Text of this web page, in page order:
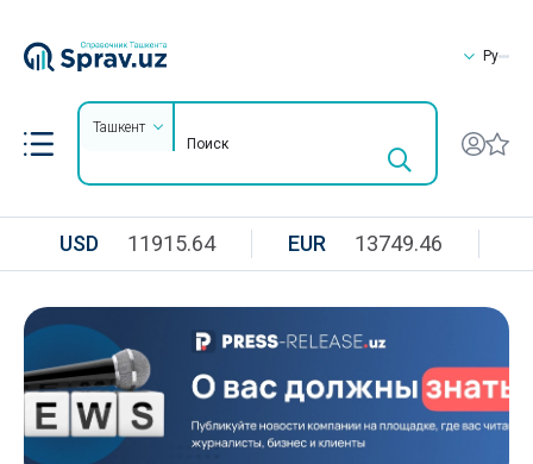
Ру
Ташкент
USD 11915.64 EUR 13749.46